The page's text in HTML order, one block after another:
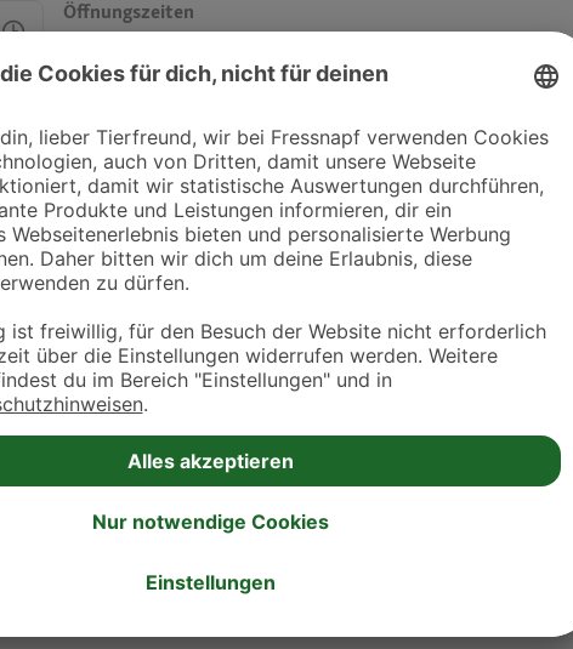
Öffnungszeiten
Dienstag
9:00 - 11:00
Donnerstag
9:00 - 11:00
Freitag
9:00 - 11:00
Samstag
-
Sonntag
-
Öffnungszeiten
Montag
8:00 - 9:00
Dienstag
8:00 - 9:00
16:00 - 17:00